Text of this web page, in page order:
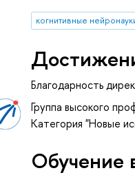
когнитивные
Благодарность
Группа высокого
Категория "Новые
Обучение